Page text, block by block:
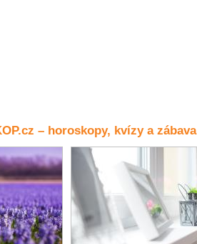
– horoskopy, kvízy a zábava